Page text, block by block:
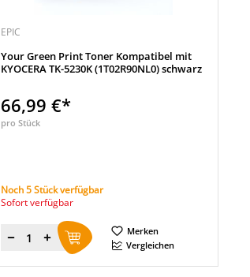
EPIC
Your Green Print Toner Kompatibel mit
KYOCERA TK-5230K (1T02R90NL0) schwarz
66,99 €*
pro Stück
Noch 5 Stück verfügbar
Sofort verfügbar
Menge
Merken
Vergleichen